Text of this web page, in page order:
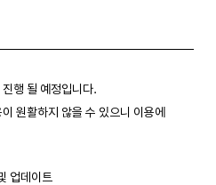
행 될 예정입니다.
원활하지 않을 수 있으니 이용에
업데이트